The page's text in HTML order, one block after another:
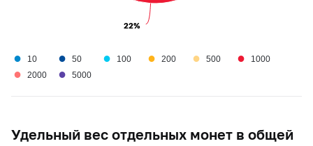
22%
22%
● 10 ● 50 ● 100 ● 200 ● 500 ● 1000
● 2000 ● 5000
Удельный вес отдельных монет в общей